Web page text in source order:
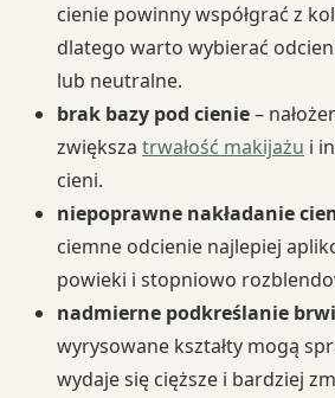
cienie powinny współgrać z
dlatego warto wybierać
lub neutralne.
brak bazy pod cienie–
zwiększa trwałość makijażu i
cieni.
niepoprawne nakładanie
ciemne odcienie najlepiej
powieki i stopniowo
nadmierne podkreślanie brwi
wyrysowane kształty mogą
wydaje się cięższe i bardziej